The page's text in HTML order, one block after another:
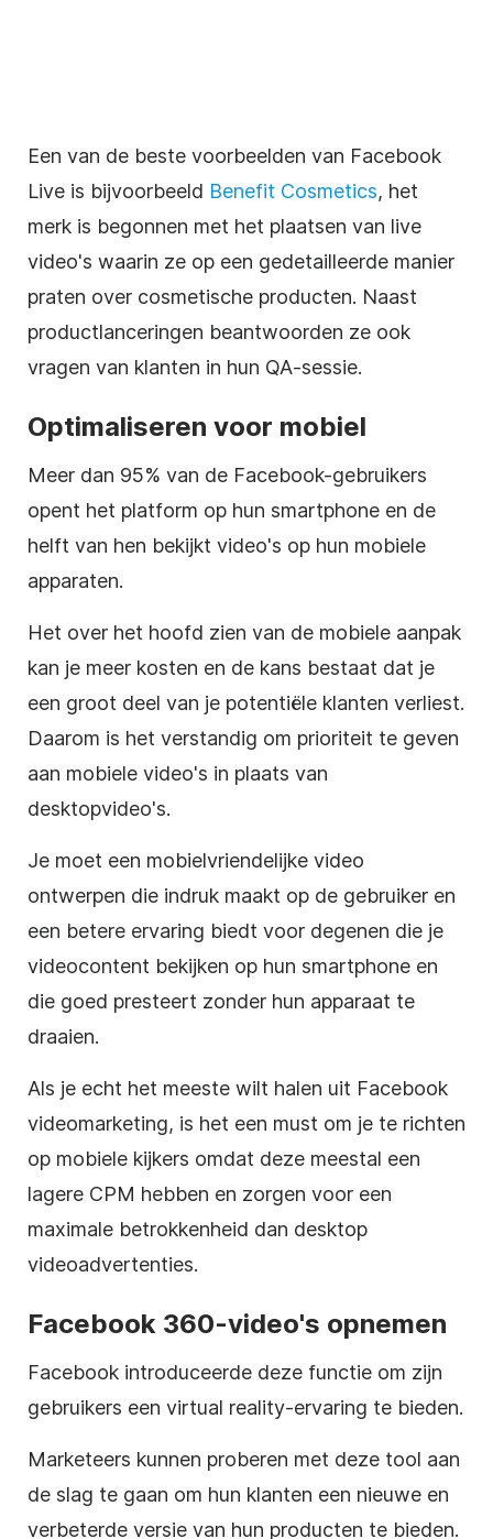
Een van de beste voorbeelden van Facebook
Live is bijvoorbeeld Benefit Cosmetics, het
merk is begonnen met het plaatsen van live
video's waarin ze op een gedetailleerde manier
praten over cosmetische producten. Naast
productlanceringen beantwoorden ze ook
vragen van klanten in hun QA-sessie.
Optimaliseren voor mobiel
Meer dan 95% van de Facebook-gebruikers
opent het platform op hun smartphone en de
helft van hen bekijkt video's op hun mobiele
apparaten.
Het over het hoofd zien van de mobiele aanpak
kan je meer kosten en de kans bestaat dat je
een groot deel van je potentiële klanten verliest.
Daarom is het verstandig om prioriteit te geven
aan mobiele video's in plaats van
desktopvideo's.
Je moet een mobielvriendelijke video
ontwerpen die indruk maakt op de gebruiker en
een betere ervaring biedt voor degenen die je
videocontent bekijken op hun smartphone en
die goed presteert zonder hun apparaat te
draaien.
Als je echt het meeste wilt halen uit Facebook
videomarketing, is het een must om je te richten
op mobiele kijkers omdat deze meestal een
lagere CPM hebben en zorgen voor een
maximale betrokkenheid dan desktop
videoadvertenties.
Facebook 360-video's opnemen
Facebook introduceerde deze functie om zijn
gebruikers een virtual reality-ervaring te bieden.
Marketeers kunnen proberen met deze tool aan
de slag te gaan om hun klanten een nieuwe en
verbeterde versie van hun producten te bieden.